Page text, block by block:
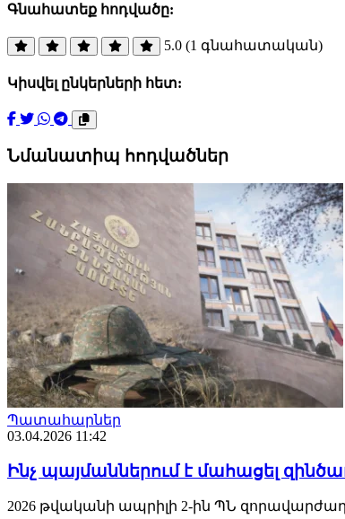
Գնահատեք հոդվածը:
5.0 (1 գնահատական)
Կիսվել ընկերների հետ:
Նմանատիպ հոդվածներ
Պատահարներ
03.04.2026 11:42
Ինչ պայմաններում է մահացել
2026 թվականի ապրիլի 2-ին ՊՆ